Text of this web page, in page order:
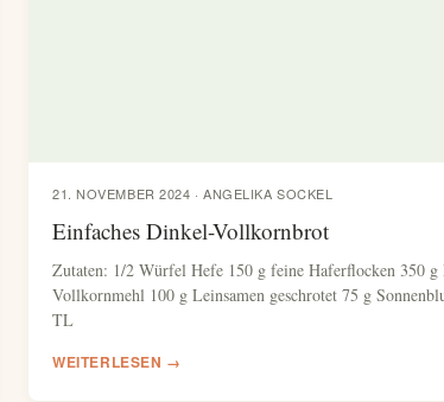
21. NOVEMBER 2024 · ANGELIKA SOCKEL
Einfaches Dinkel-Vollkornbrot
Zutaten: 1/2 Würfel Hefe 150 g feine Haferflocken 350
Vollkornmehl 100 g Leinsamen geschrotet 75 g
TL
WEITERLESEN →